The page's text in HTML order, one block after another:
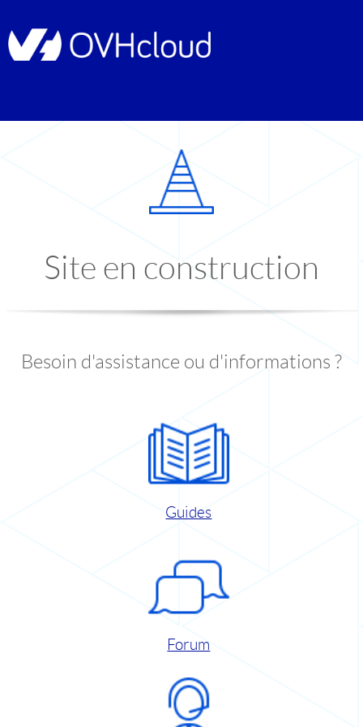
Site en construction
Besoin d'assistance ou d'informations ?
Guides
Forum